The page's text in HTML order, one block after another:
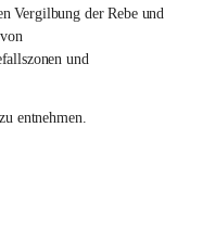
Vergilbung der Rebe und
und
entnehmen.